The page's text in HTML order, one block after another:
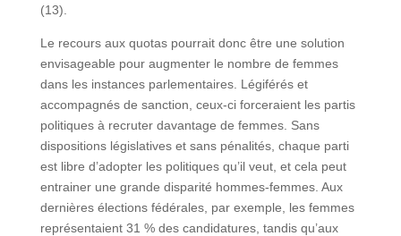
(13).
Le recours aux quotas pourrait donc être une solution
envisageable pour augmenter le nombre de femmes
dans les instances parlementaires. Légiférés et
accompagnés de sanction, ceux-ci forceraient les partis
politiques à recruter davantage de femmes. Sans
dispositions législatives et sans pénalités, chaque parti
est libre d’adopter les politiques qu’il veut, et cela peut
entrainer une grande disparité hommes-femmes. Aux
dernières élections fédérales, par exemple, les femmes
représentaient 31 % des candidatures, tandis qu’aux